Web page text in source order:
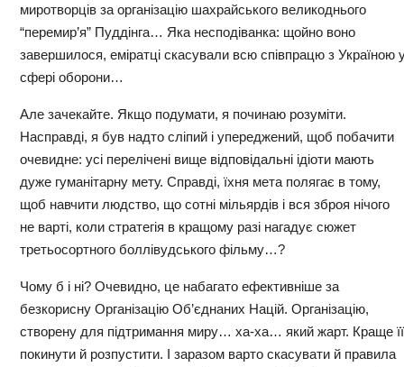
миротворців за організацію шахрайського великоднього
“перемир’я” Пуддінга… Яка несподіванка: щойно воно
завершилося, еміратці скасували всю співпрацю з Україною
сфері оборони…
Але зачекайте. Якщо подумати, я починаю розуміти.
Насправді, я був надто сліпий і упереджений, щоб побачити
очевидне: усі перелічені вище відповідальні ідіоти мають
дуже гуманітарну мету. Справді, їхня мета полягає в тому,
щоб навчити людство, що сотні мільярдів і вся зброя нічого
не варті, коли стратегія в кращому разі нагадує сюжет
третьосортного боллівудського фільму…?
Чому б і ні? Очевидно, це набагато ефективніше за
безкорисну Організацію Об’єднаних Націй. Організацію,
створену для підтримання миру… ха-ха… який жарт. Краще її
покинути й розпустити. І заразом варто скасувати й правила